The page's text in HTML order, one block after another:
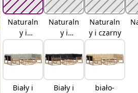
Naturaln
y i
kremowy
Naturaln
y i
jasnoszar
y
Naturaln
y i czarny
Biały i
Biały i
biało-